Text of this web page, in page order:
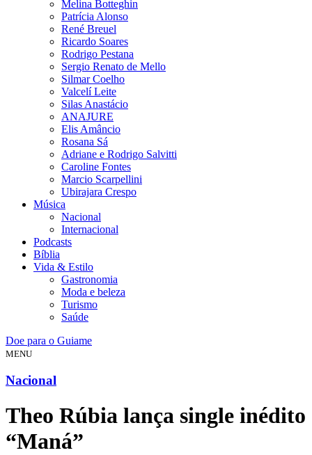
Melina Botteghin
Patrícia Alonso
René Breuel
Ricardo Soares
Rodrigo Pestana
Sergio Renato de Mello
Silmar Coelho
Valcelí Leite
Silas Anastácio
ANAJURE
Elis Amâncio
Rosana Sá
Adriane e Rodrigo Salvitti
Caroline Fontes
Marcio Scarpellini
Ubirajara Crespo
Música
Nacional
Internacional
Podcasts
Bíblia
Vida & Estilo
Gastronomia
Moda e beleza
Turismo
Saúde
Doe para o Guiame
MENU
Nacional
Theo Rúbia lança single inédito
“Maná”